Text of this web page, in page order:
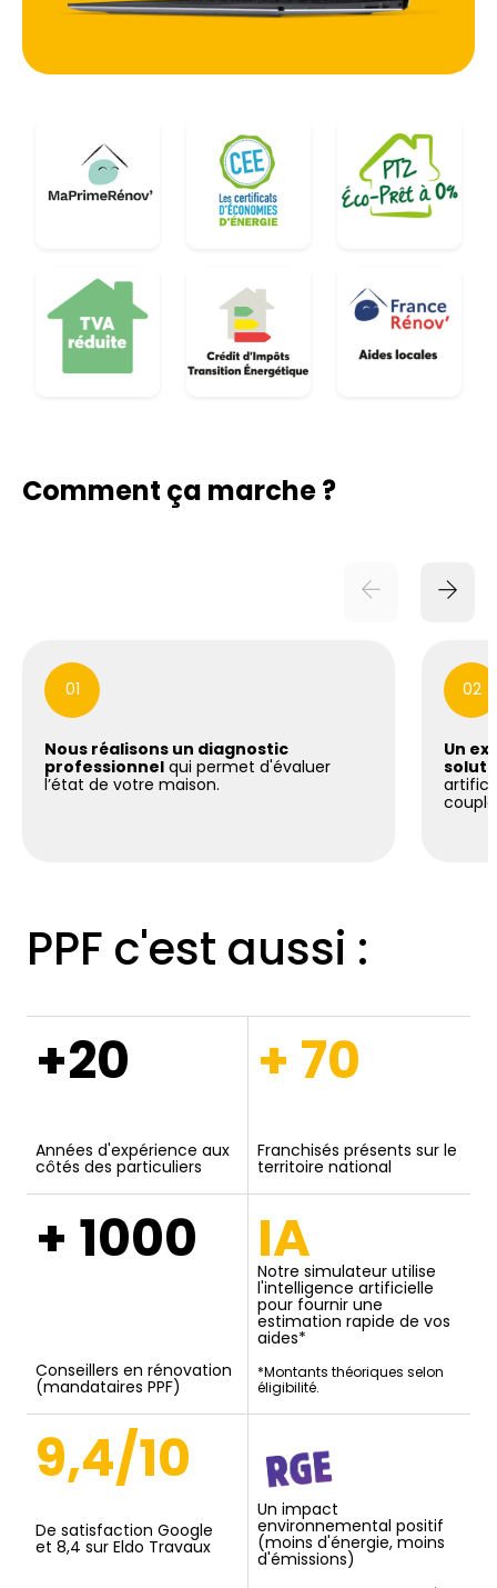
Comment ça marche ?
01
Nous réalisons un diagnostic
professionnel qui permet d'évaluer
l’état de votre maison.
02
Un
PPF c'est aussi :
+20
Années d'expérience aux
côtés des particuliers
+ 70
Franchisés présents sur le
territoire national
+ 1000
Conseillers en rénovation
(mandataires PPF)
IA
Notre simulateur utilise
l'intelligence artificielle
pour fournir une
estimation rapide de vos
aides*
*Montants théoriques selon
éligibilité.
9,4/10
De satisfaction Google
et 8,4 sur Eldo Travaux
Un impact
environnemental positif
(moins d'énergie, moins
d'émissions)